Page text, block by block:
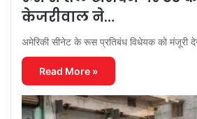
केजरीवाल ने…
अमेरिकी सीनेट के रूस प्रतिबंध विधेयक को मंजूरी
Read More »